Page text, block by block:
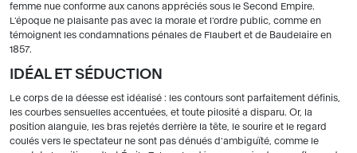
femme nue conforme aux canons appréciés sous le Second Empire.
L'époque ne plaisante pas avec la morale et l'ordre public, comme en
témoignent les condamnations pénales de Flaubert et de Baudelaire en
1857.
IDÉAL ET SÉDUCTION
Le corps de la déesse est idéalisé : les contours sont parfaitement définis,
les courbes sensuelles accentuées, et toute pilosité a disparu. Or, la
position alanguie, les bras rejetés derrière la tête, le sourire et le regard
coulés vers le spectateur ne sont pas dénués d'ambiguïté, comme le